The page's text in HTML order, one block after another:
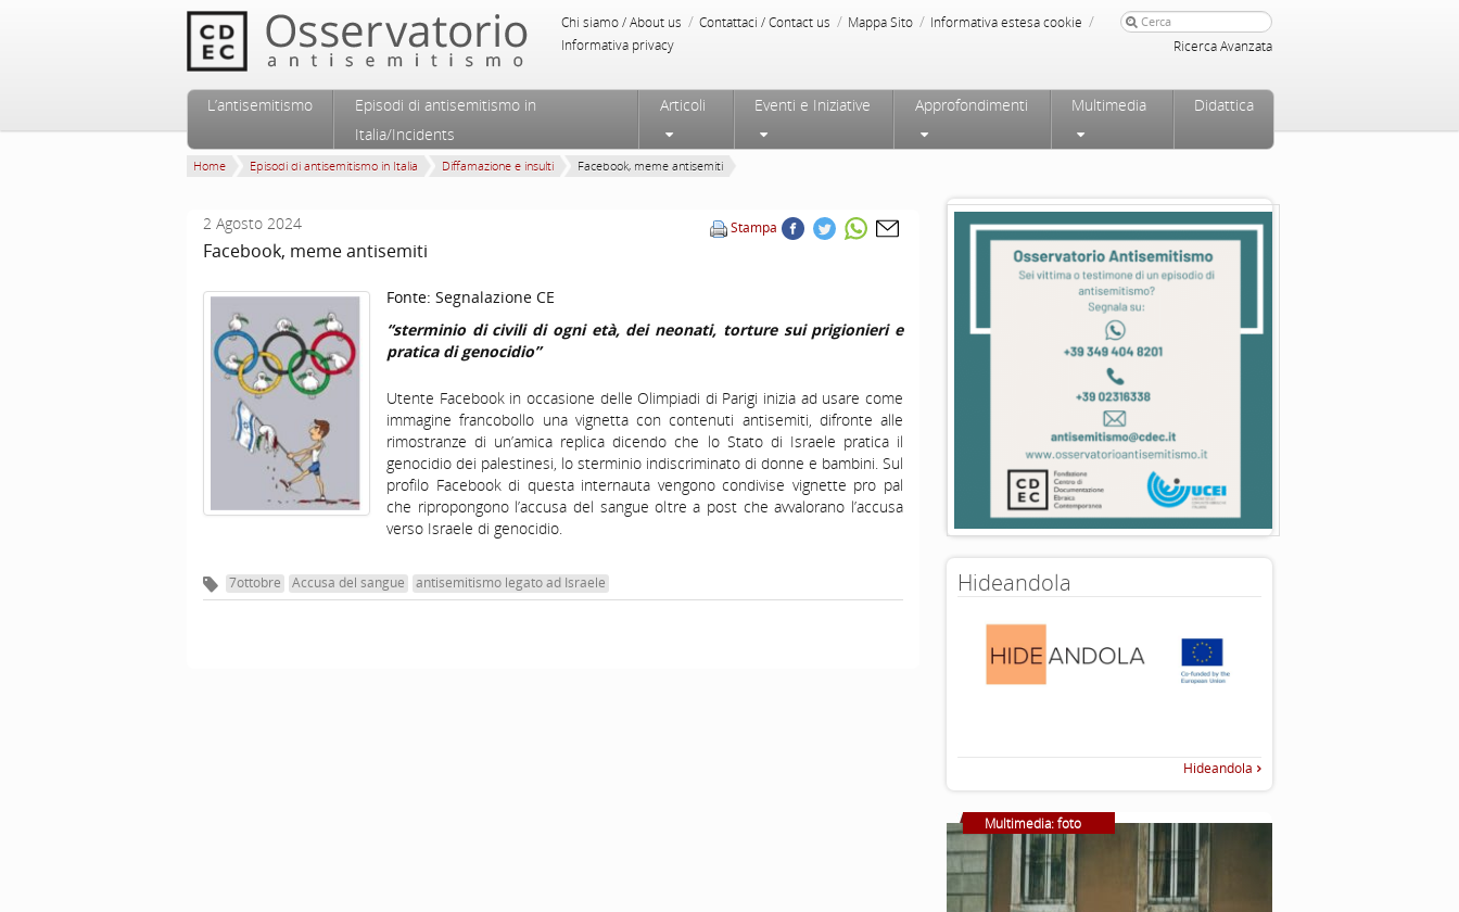
Chi siamo / About us / Contattaci / Contact us / Mappa Sito / Informativa estesa cookie /
Informativa privacy Ricerca Avanzata
Menu principale
Vai al contenuto principale
Vai al contenuto secondario
L’antisemitismo
Episodi di antisemitismo in
Italia/Incidents
Articoli Eventi e Iniziative Approfondimenti Multimedia Didattica
Home Episodi di antisemitismo in Italia Diffamazione e insulti Facebook, meme antisemiti
Stampa
2 Agosto 2024
Facebook, meme antisemiti
Fonte: Segnalazione CE
“sterminio di civili di ogni età, dei neonati, torture sui prigionieri e
pratica di genocidio”
Utente Facebook in occasione delle Olimpiadi di Parigi inizia ad usare come
immagine francobollo una vignetta con contenuti antisemiti, difronte alle
rimostranze di un’amica replica dicendo che lo Stato di Israele pratica il
genocidio dei palestinesi, lo sterminio indiscriminato di donne e bambini. Sul
profilo Facebook di questa internauta vengono condivise vignette pro pal
che ripropongono l’accusa del sangue oltre a post che avvalorano l’accusa
verso Israele di genocidio.
7ottobre Accusa del sangue antisemitismo legato ad Israele Hideandola
Hideandola
Multimedia: foto